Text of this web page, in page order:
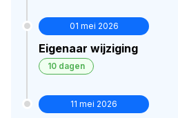
01 mei 2026
Eigenaar wijziging
10 dagen
11 mei 2026